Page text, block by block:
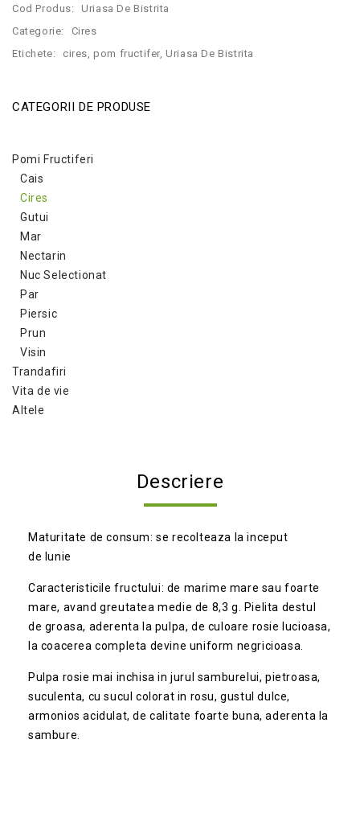
Cod Produs:
Uriasa De Bistrita
Categorie:
Cires
Etichete:
cires,pom fructifer,Uriasa De Bistrita
CATEGORII DE PRODUSE
Pomi Fructiferi
Cais
Cires
Gutui
Mar
Nectarin
Nuc Selectionat
Par
Piersic
Prun
Visin
Trandafiri
Vita de vie
Altele
Descriere
Maturitate de consum: se recolteaza la inceput
de Iunie
Caracteristicile fructului: de marime mare sau foarte
mare, avand greutatea medie de 8,3 g. Pielita destul
de groasa, aderenta la pulpa, de culoare rosie lucioasa,
la coacerea completa devine uniform negricioasa.
Pulpa rosie mai inchisa in jurul samburelui, pietroasa,
suculenta, cu sucul colorat in rosu, gustul dulce,
armonios acidulat, de calitate foarte buna, aderenta la
sambure.